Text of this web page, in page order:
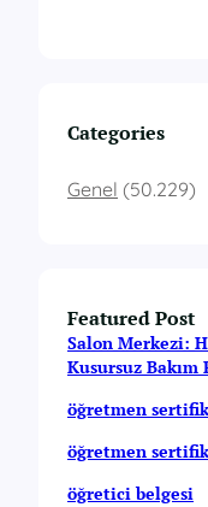
Categories
Genel (50.229)
Featured Post
Salon Merkezi:
Kusursuz Bakım
öğretmen
öğretmen
öğretici belgesi